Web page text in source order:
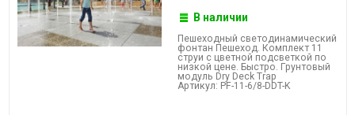
В наличии
Пешеходный светодинамический
фонтан Пешеход. Комплект 11
струи с цветной подсветкой по
низкой цене. Быстро. Грунтовый
модуль Dry Deck Trap
Артикул: PF-11-6/8-DDT-K